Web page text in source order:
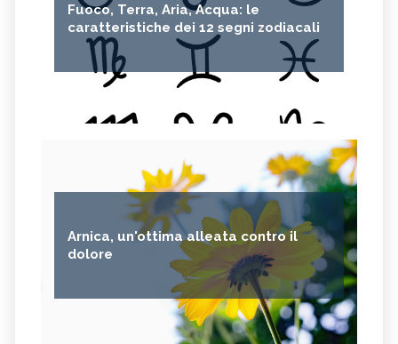
Fuoco, Terra, Aria, Acqua: le
caratteristiche dei 12 segni zodiacali
Arnica, un'ottima alleata contro il
dolore